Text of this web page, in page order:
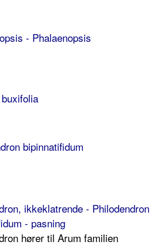
- Phalaenopsis
bipinnatifidum
ikkeklatrende - Philodendron
- pasning
hører til Arum familien